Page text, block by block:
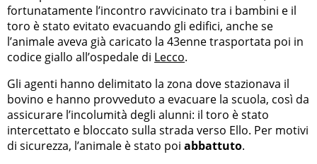
fortunatamente l’incontro ravvicinato tra i bambini e il
toro è stato evitato evacuando gli edifici, anche se
l’animale aveva già caricato la 43enne trasportata poi in
codice giallo all’ospedale di Lecco.
Gli agenti hanno delimitato la zona dove stazionava il
bovino e hanno provveduto a evacuare la scuola, così da
assicurare l’incolumità degli alunni: il toro è stato
intercettato e bloccato sulla strada verso Ello. Per motivi
di sicurezza, l’animale è stato poi abbattuto.